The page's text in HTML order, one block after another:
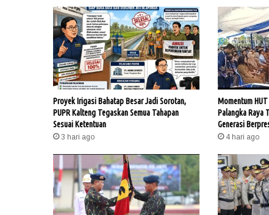
Proyek Irigasi Bahatap Besar Jadi Sorotan,
PUPR Kalteng Tegaskan Semua Tahapan
Sesuai Ketentuan
3 hari ago
Momentum
Palangka Raya
Generasi
4 hari ago